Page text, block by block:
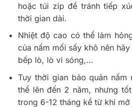
hoặc túi zip để tránh tiếp
thời gian dài.
Nhiệt độ cao có thể làm
của nấm mối sấy khô nên
bếp lò, lò vi sóng,…
Tuy thời gian bảo quản nấm
thể lên đến 2 năm, nhưng
trong 6-12 tháng kể từ khi